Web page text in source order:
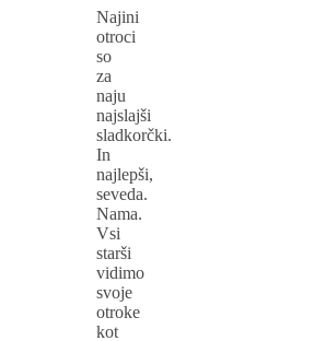
Najini
otroci
so
za
naju
najslajši
sladkorčki.
In
najlepši,
seveda.
Nama.
Vsi
starši
vidimo
svoje
otroke
kot